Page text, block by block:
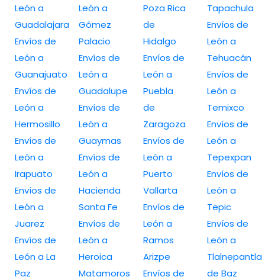
León a
Guadalajara
Envíos de
León a
Guanajuato
Envíos de
León a
Hermosillo
Envíos de
León a
Irapuato
Envíos de
León a
Juarez
Envíos de
León a La
Paz
León a
Gómez
Palacio
Envíos de
León a
Guadalupe
Envíos de
León a
Guaymas
Envíos de
León a
Hacienda
Santa Fe
Envíos de
León a
Heroica
Matamoros
Poza Rica
de
Hidalgo
Envíos de
León a
Puebla
de
Zaragoza
Envíos de
León a
Puerto
Vallarta
Envíos de
León a
Ramos
Arizpe
Envíos de
Tapachula
Envíos de
León a
Tehuacán
Envíos de
León a
Temixco
Envíos de
León a
Tepexpan
Envíos de
León a
Tepic
Envíos de
León a
Tlalnepantla
de Baz